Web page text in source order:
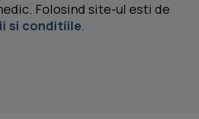
Folosind site-ul esti de
si conditiile.